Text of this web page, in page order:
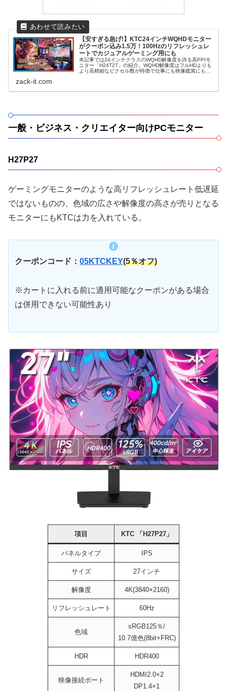
【安すぎる急げ!】KTC24インチWQHDモニター
がクーポン込み1.5万！100Hzのリフレッシュレ
ートでカジュアルゲーミング用にも
本記事では24インチクラスのWQHD解像度を誇る高PPIモ
ニター「H24T27」の紹介。WQHD解像度はフルHDよりも
より高精細なピクセル数が特徴で仕事にも映像鑑賞にもお
なクーポンは終了時期や上限枚数が分からないのでお早め
zack-it.com
一般・ビジネス・クリエイター向けPCモニター
H27P27
ゲーミングモニターのような高リフレッシュレート低遅延
ではないものの、色域の広さや解像度の高さが売りとなる
モニターにもKTCは力を入れている。
クーポンコード： 05KTCKEY(5％オフ)
※カートに入れる前に適用可能なクーポンがある場合
は併用できない可能性あり
項目 KTC 「H27P27」
パネルタイプ IPS
サイズ 27インチ
解像度 4K(3840×2160)
リフレッシュレート 60Hz
色域
sRGB125％/
10.7億色(8bit+FRC)
HDR HDR400
映像接続ポート
HDMI2.0×2
DP1.4×1